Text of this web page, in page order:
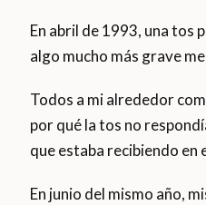
En abril de 1993, una tos
algo mucho más grave
Todos a mi alrededor
por qué la tos no
que estaba recibiendo en
En junio del mismo año,